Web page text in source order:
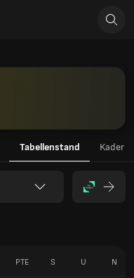
Tabellenstand Kader
PTE S U N